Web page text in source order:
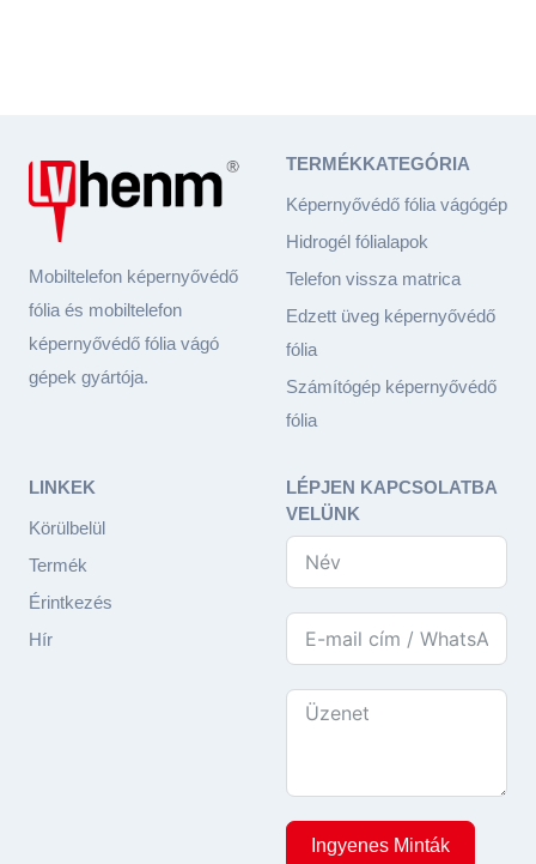
Mobiltelefon képernyővédő
fólia és mobiltelefon
képernyővédő fólia vágó
gépek gyártója.
TERMÉKKATEGÓRIA
Képernyővédő fólia vágógép
Hidrogél fólialapok
Telefon vissza matrica
Edzett üveg képernyővédő
fólia
Számítógép képernyővédő
fólia
LINKEK
Körülbelül
Termék
Érintkezés
Hír
LÉPJEN KAPCSOLATBA
VELÜNK
Ingyenes Minták